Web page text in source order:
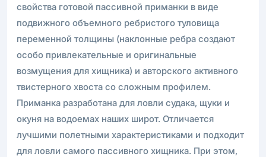
свойства готовой пассивной приманки в виде
подвижного объемного ребристого туловища
переменной толщины (наклонные ребра создают
особо привлекательные и оригинальные
возмущения для хищника) и авторского активного
твистерного хвоста со сложным профилем.
Приманка разработана для ловли судака, щуки и
окуня на водоемах наших широт. Отличается
лучшими полетными характеристиками и подходит
для ловли самого пассивного хищника. При этом,